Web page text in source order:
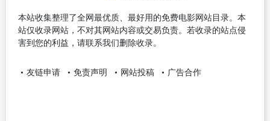
本站收集整理了全网最优质、最好用的免费电影网站目录。本
站仅收录网站，不对其网站内容或交易负责。若收录的站点侵
害到您的利益，请联系我们删除收录。
友链申请 免责声明 网站投稿 广告合作